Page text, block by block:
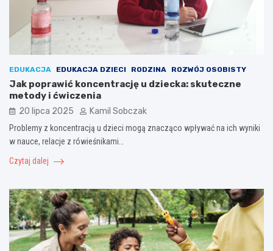
EDUKACJA EDUKACJA DZIECI RODZINA ROZWÓJ OSOBISTY
Jak poprawić koncentrację u dziecka: skuteczne
metody i ćwiczenia
20 lipca 2025 Kamil Sobczak
Problemy z koncentracją u dzieci mogą znacząco wpływać na ich wyniki
w nauce, relacje z rówieśnikami…
Czytaj dalej